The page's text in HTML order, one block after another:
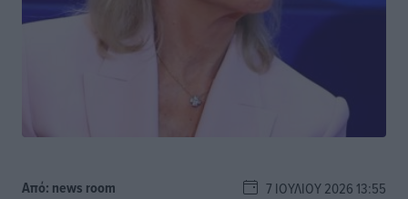
Από: news room 7 ΙΟΥΛΊΟΥ 2026 13:55